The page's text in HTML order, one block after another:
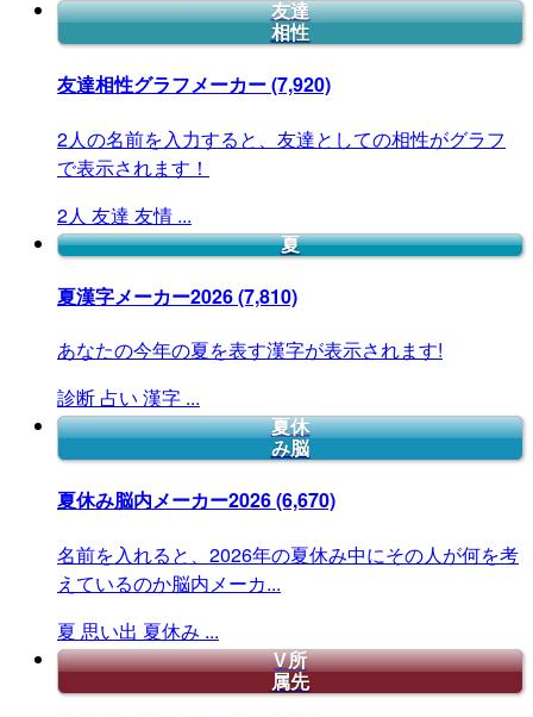
友達
相性
友達相性グラフメーカー(7,920)
2人の名前を入力すると、友達としての相性がグラフ
で表示されます！
2人 友達 友情 ...
夏
夏漢字メーカー2026(7,810)
あなたの今年の夏を表す漢字が表示されます!
診断 占い 漢字 ...
夏休
み脳
夏休み脳内メーカー2026(6,670)
名前を入れると、2026年の夏休み中にその人が何を考
えているのか脳内メーカ...
夏 思い出 夏休み ...
V所
属先